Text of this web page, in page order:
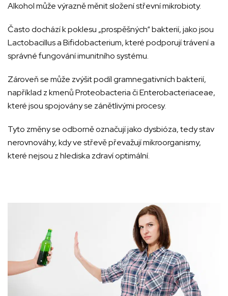
Alkohol může výrazně měnit složení střevní mikrobioty.
Často dochází k poklesu „prospěšných“ bakterií, jako jsou
Lactobacillus a Bifidobacterium, které podporují trávení a
správné fungování imunitního systému.
Zároveň se může zvýšit podíl gramnegativních bakterií,
například z kmenů Proteobacteria či Enterobacteriaceae,
které jsou spojovány se zánětlivými procesy.
Tyto změny se odborně označují jako dysbióza, tedy stav
nerovnováhy, kdy ve střevě převažují mikroorganismy,
které nejsou z hlediska zdraví optimální.